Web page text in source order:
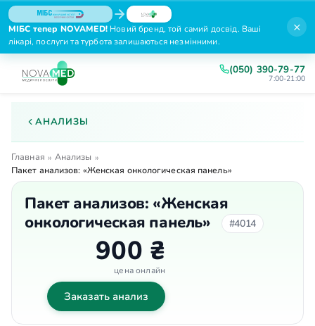
МІБС тепер NOVAMED!Новий бренд, той самий досвід. Ваші
лікарі, послуги та турбота залишаються незмінними.
×
(050) 390-79-77
7:00-21:00
АНАЛИЗЫ
Главная » Анализы »
Пакет анализов: «Женская онкологическая панель»
Пакет анализов: «Женская
онкологическая панель»
#4014
900 ₴
цена онлайн
Заказать анализ